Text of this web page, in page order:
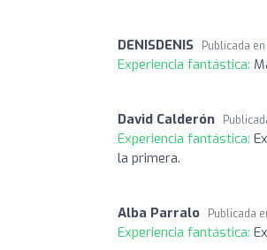
DENISDENIS Publicada en
Experiencia fantástica:
David Calderón
Experiencia fantástica:
la primera.
Alba Parralo Publicada
Experiencia fantástica: